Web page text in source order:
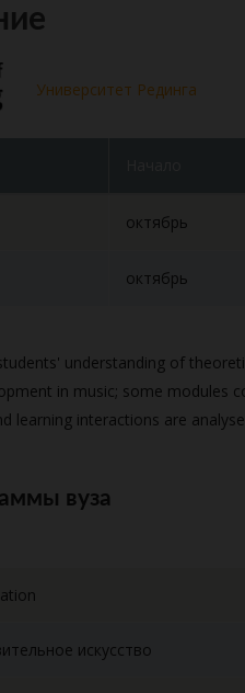
Университет Рединга
октябрь
октябрь
understanding of
in music; some modules
learning interactions are
вуза
искусство